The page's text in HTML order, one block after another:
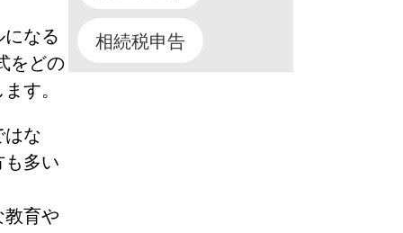
なる
をどの
す。
な
多い
育や
相続税申告